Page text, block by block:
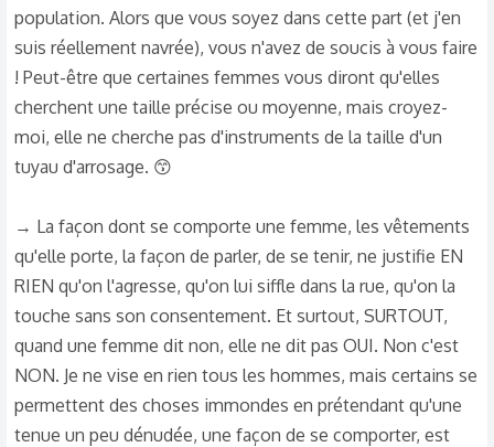
population. Alors que vous soyez dans cette part (et j'en
suis réellement navrée), vous n'avez de soucis à vous faire
! Peut-être que certaines femmes vous diront qu'elles
cherchent une taille précise ou moyenne, mais croyez-
moi, elle ne cherche pas d'instruments de la taille d'un
tuyau d'arrosage. 😙
→ La façon dont se comporte une femme, les vêtements
qu'elle porte, la façon de parler, de se tenir, ne justifie EN
RIEN qu'on l'agresse, qu'on lui siffle dans la rue, qu'on la
touche sans son consentement. Et surtout, SURTOUT,
quand une femme dit non, elle ne dit pas OUI. Non c'est
NON. Je ne vise en rien tous les hommes, mais certains se
permettent des choses immondes en prétendant qu'une
tenue un peu dénudée, une façon de se comporter, est